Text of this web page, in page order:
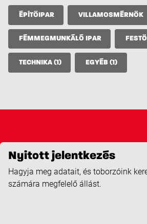
ÉPÍTŐIPAR VILLAMOSMÉRNÖK
FÉMMEGMUNKÁLÓ IPAR FESTÖ
TECHNIKA (1) EGYÉB (1)
Nyitott jelentkezés
Hagyja meg adatait, és toborzóink
számára megfelelő állást.